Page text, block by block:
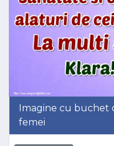
Imagine cu buchet
femei